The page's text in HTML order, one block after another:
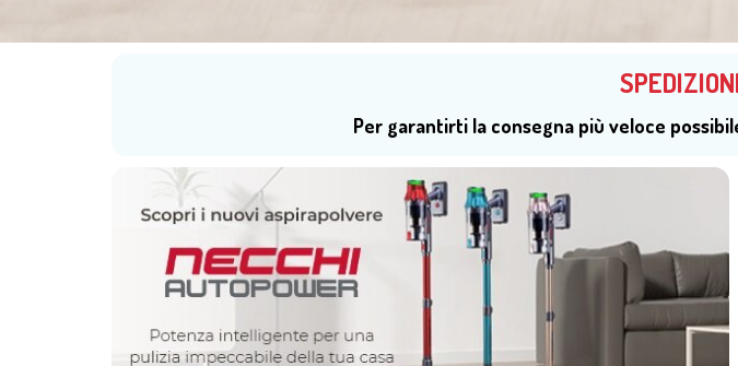
Per garantirti la consegna più veloce